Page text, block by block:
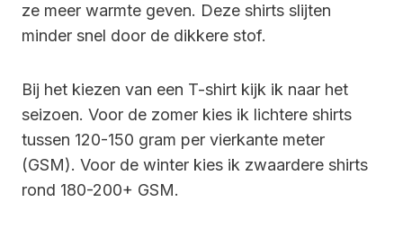
ze meer warmte geven. Deze shirts slijten
minder snel door de dikkere stof.
Bij het kiezen van een T-shirt kijk ik naar het
seizoen. Voor de zomer kies ik lichtere shirts
tussen 120-150 gram per vierkante meter
(GSM). Voor de winter kies ik zwaardere shirts
rond 180-200+ GSM.